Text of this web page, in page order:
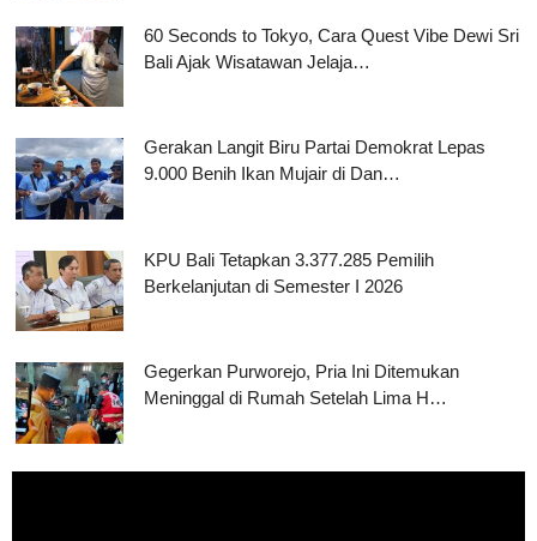
60 Seconds to Tokyo, Cara Quest Vibe Dewi Sri
Bali Ajak Wisatawan Jelaja…
Gerakan Langit Biru Partai Demokrat Lepas
9.000 Benih Ikan Mujair di Dan…
KPU Bali Tetapkan 3.377.285 Pemilih
Berkelanjutan di Semester I 2026
Gegerkan Purworejo, Pria Ini Ditemukan
Meninggal di Rumah Setelah Lima H…